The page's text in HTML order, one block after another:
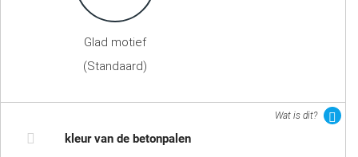
Glad motief
(Standaard)
Wat is dit?
kleur van de betonpalen